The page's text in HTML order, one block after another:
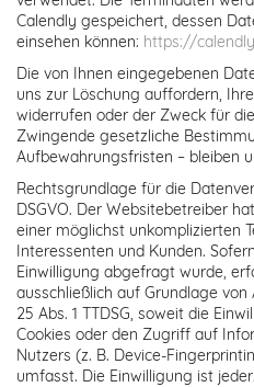
Calendly gespeichert, dessen
einsehen können: https://
Die von Ihnen eingegebenen
uns zur Löschung auffordern,
widerrufen oder der Zweck für
Zwingende gesetzliche
Aufbewahrungsfristen – bleiben
Rechtsgrundlage für die
DSGVO. Der Websitebetreiber
einer möglichst unkomplizierten
Interessenten und Kunden.
Einwilligung abgefragt wurde,
ausschließlich auf Grundlage von
25 Abs. 1 TTDSG, soweit die
Cookies oder den Zugriff auf
Nutzers (z. B. Device-
umfasst. Die Einwilligung ist